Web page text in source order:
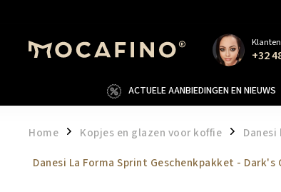
+32
ACTUELE AANBIEDINGEN EN NIEUWS
Home / Kopjes en glazen voor koffie /
Danesi La Forma Sprint Geschenkpakket -